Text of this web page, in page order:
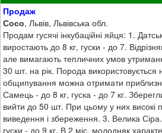
Продаж
Сосо, Львів, Львівська обл.
Продам гусячі інкубаційні яйця: 1.
виростають до 8 кг, гуски - до 7.
але вимагають тепличних умов
30 шт. на рік. Порода використовується
общипування можна отримати
Самець - до 8 кг, гуска - до 7 кг.
вийти до 50 шт. При цьому у них високі
виведення і збереження. 3. Велика
гуски - до 9 кг. В 2 міс. молодняк